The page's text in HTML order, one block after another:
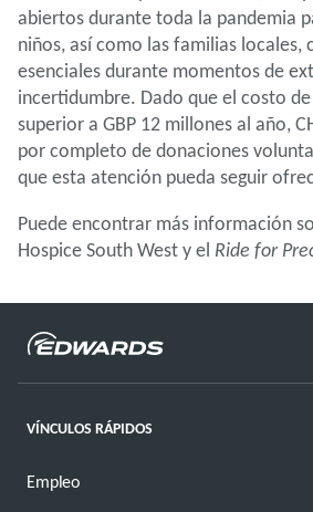
abiertos durante toda la pandemia
niños, así como las familias locales,
esenciales durante momentos de
incertidumbre. Dado que el costo
superior a GBP 12 millones al año,
por completo de donaciones
que esta atención pueda seguir
Puede encontrar más información
Hospice South West y el Ride for
VÍNCULOS RÁPIDOS
Empleo